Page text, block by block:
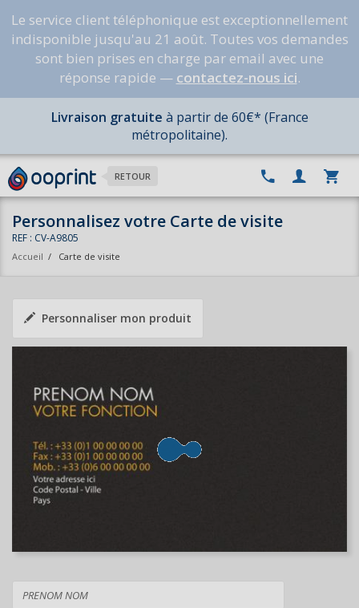
Le service client téléphonique est exceptionnellement
indisponible jusqu'au 21 août. Toutes vos demandes
sont bien prises en charge par email avec une
réponse rapide — contactez-nous ici.
Livraison gratuite à partir de 60€* (France
métropolitaine).
RETOUR
Personnalisez votre Carte de visite
REF : CV-A9805
Accueil / Carte de visite
Personnaliser mon produit